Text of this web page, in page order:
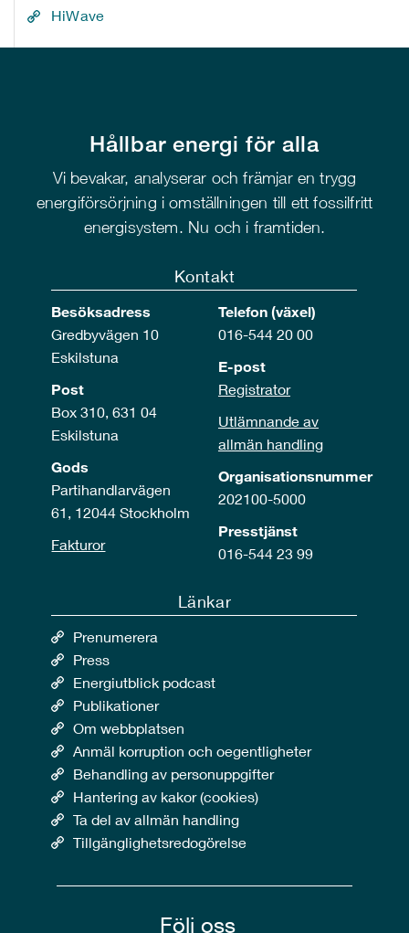
HiWave
Hållbar energi för alla
Vi bevakar, analyserar och främjar en trygg
energiförsörjning i omställningen till ett fossilfritt
energisystem. Nu och i framtiden.
Kontakt
Besöksadress
Gredbyvägen 10
Eskilstuna
Post
Box 310, 631 04
Eskilstuna
Gods
Partihandlarvägen
61, 12044 Stockholm
Fakturor
Telefon (växel)
016-544 20 00
E-post
Registrator
Utlämnande av
allmän handling
Organisationsnummer
202100-5000
Presstjänst
016-544 23 99
Länkar
Prenumerera
Press
Energiutblick podcast
Publikationer
Om webbplatsen
Anmäl korruption och oegentligheter
Behandling av personuppgifter
Hantering av kakor (cookies)
Ta del av allmän handling
Tillgänglighetsredogörelse
Följ oss